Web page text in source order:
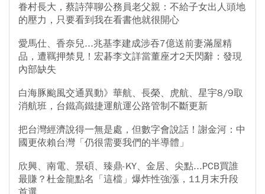
眷村長大，蔡詩萍聊公務員老父親：不給子女出人頭地
的壓力，只要看到我在看書他就很開心
愛馬仕、香奈兒...兆基李建成涉吞7億送前妻滿屋精
品，遭羈押禁見！宏碁李文詳當董座才2天閃辭：發現
內部缺失
白海豚颱風交通異動》華航、長榮、虎航、星宇8/9取
消航班，台鐵高鐵捷運航運公路管制不斷更新
把台灣經濟說得一無是處，但數字會說話！謝金河：中
國更依賴台灣「仍很需要我們的半導體」
欣興、南電、景碩、臻鼎-KY、金居、尖點...PCB買誰
最賺？杜金龍點名「這檔」爆炸性強漲，11月末升段